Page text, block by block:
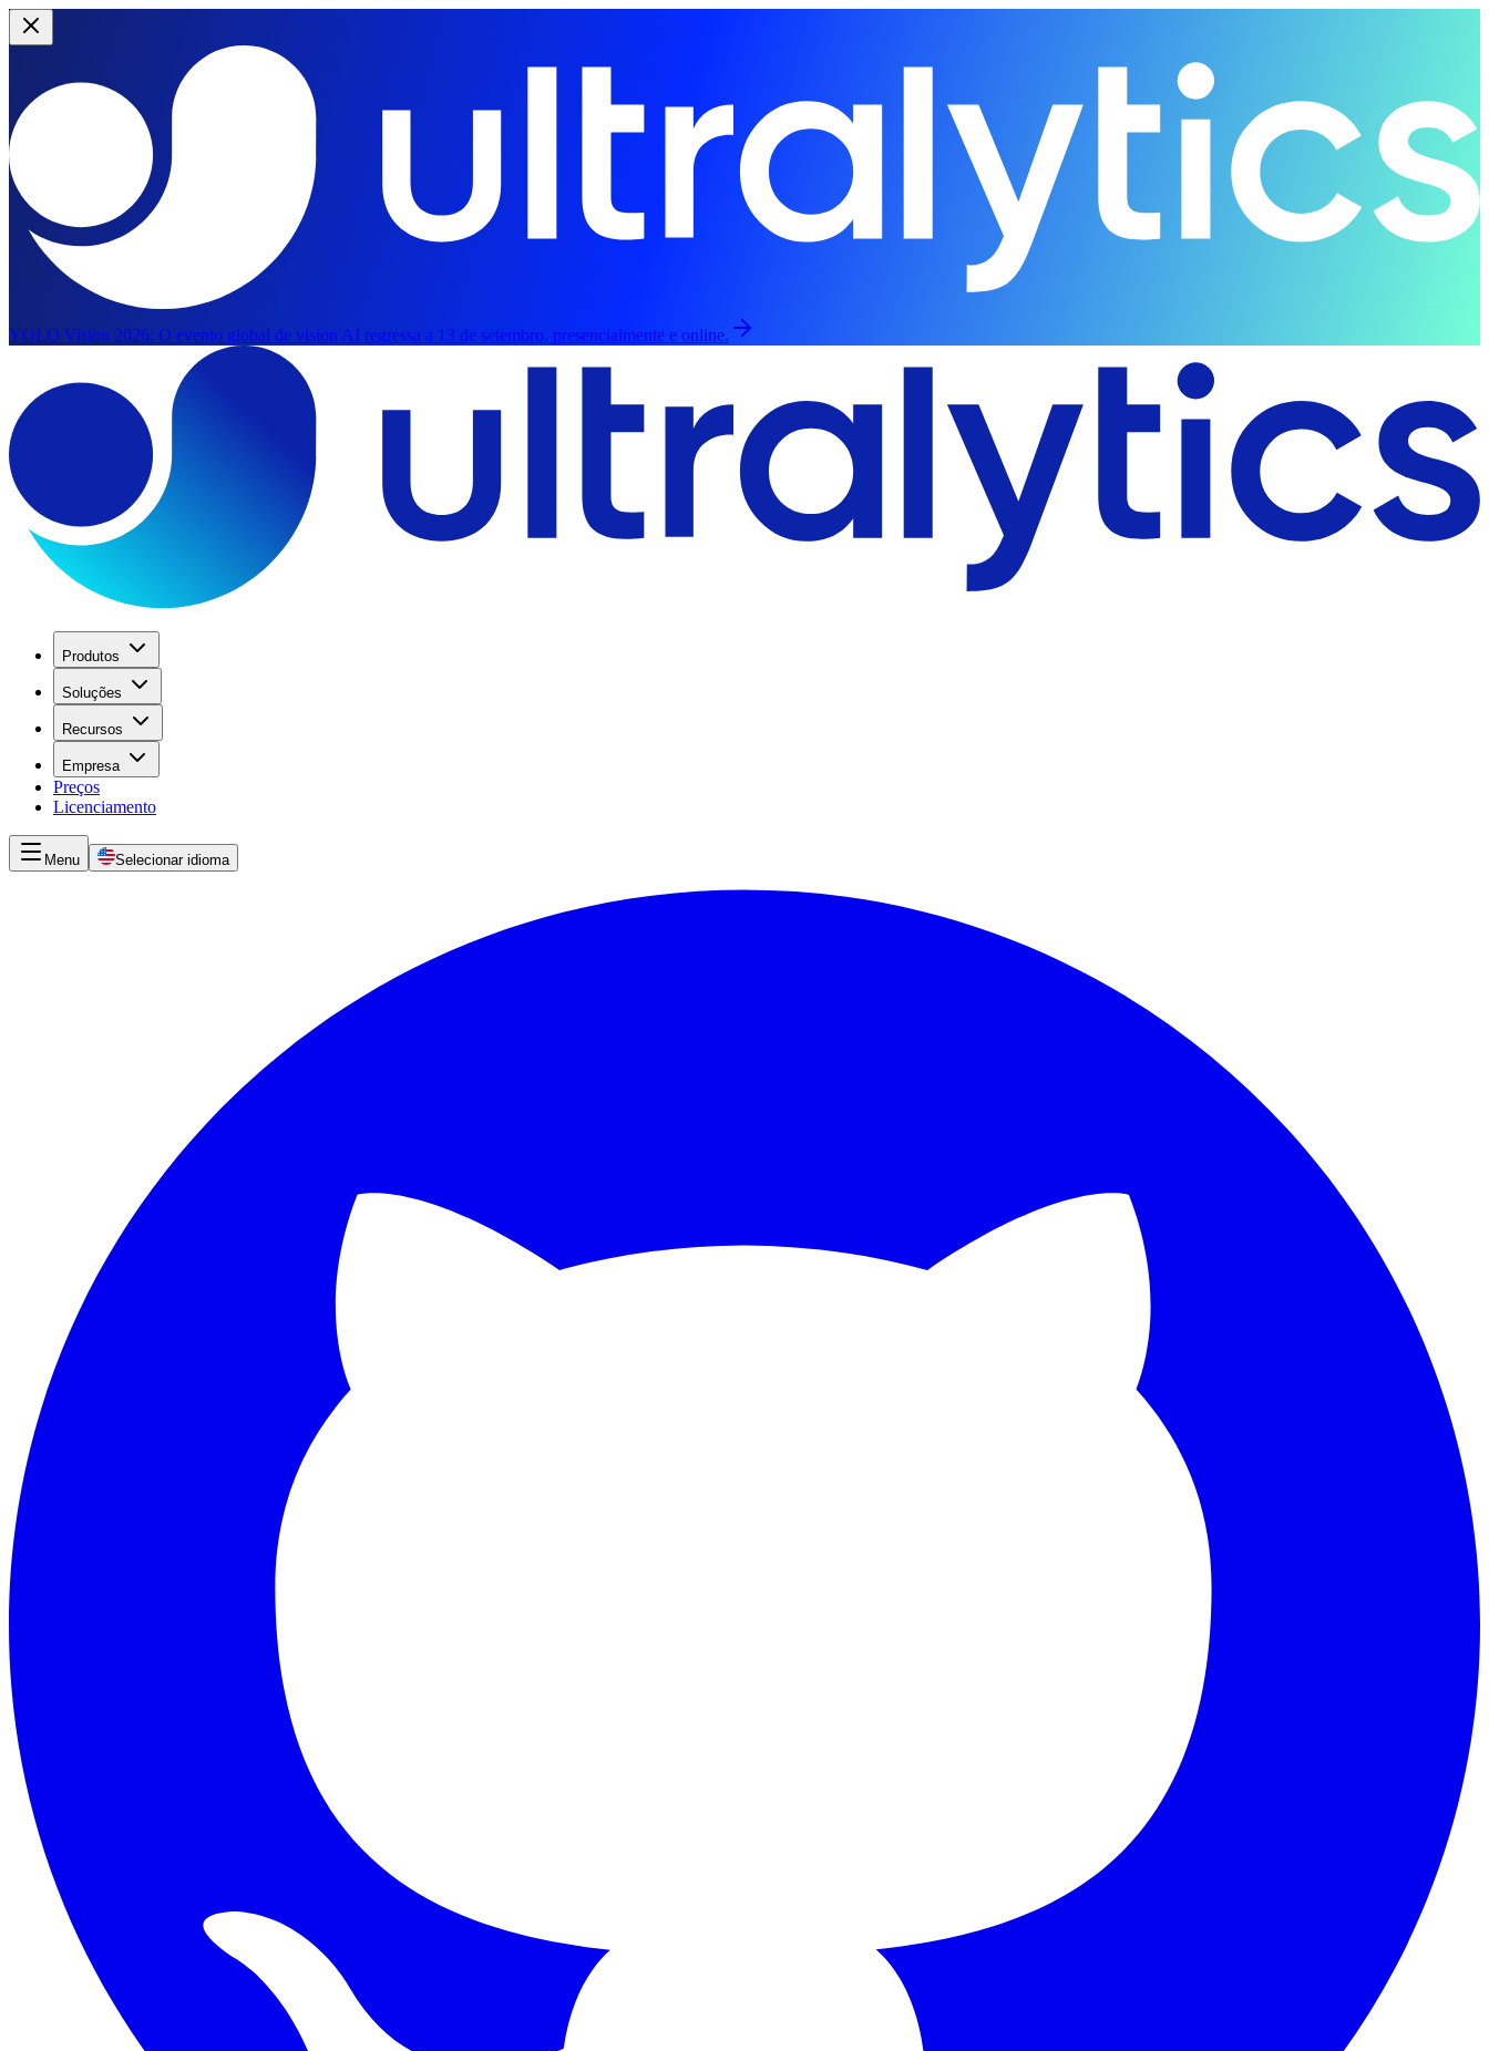
YOLO Vision 2026: O evento global de vision AI regressa a 13 de setembro, presencialmente e online.
Produtos
Soluções
Recursos
Empresa
Preços
Licenciamento
Menu Selecionar idioma